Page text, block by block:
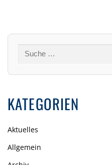
Suche
KATEGORIEN
Aktuelles
Allgemein